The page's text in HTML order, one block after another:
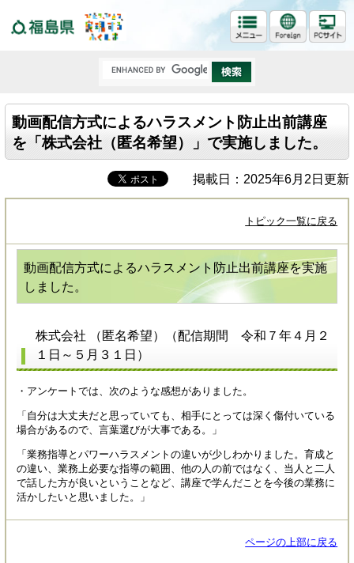
動画配信方式によるハラスメント防止出前講座
を「株式会社（匿名希望）」で実施しました。
掲載日：2025年6月2日更新
トピック一覧に戻る
動画配信方式によるハラスメント防止出前講座を実施
しました。
株式会社 （匿名希望）（配信期間 令和７年４月２
１日～５月３１日）
・アンケートでは、次のような感想がありました。
「自分は大丈夫だと思っていても、相手にとっては深く傷付いている
場合があるので、言葉選びが大事である。」
「業務指導とパワーハラスメントの違いが少しわかりました。育成と
の違い、業務上必要な指導の範囲、他の人の前ではなく、当人と二人
で話した方が良いということなど、講座で学んだことを今後の業務に
活かしたいと思いました。」
ページの上部に戻る